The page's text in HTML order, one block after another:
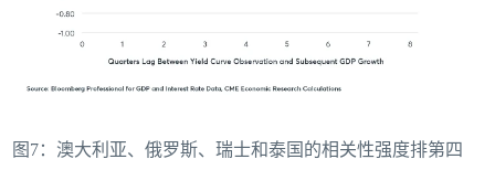
图7：澳大利亚、俄罗斯、瑞士和泰国的相关性强度排第四